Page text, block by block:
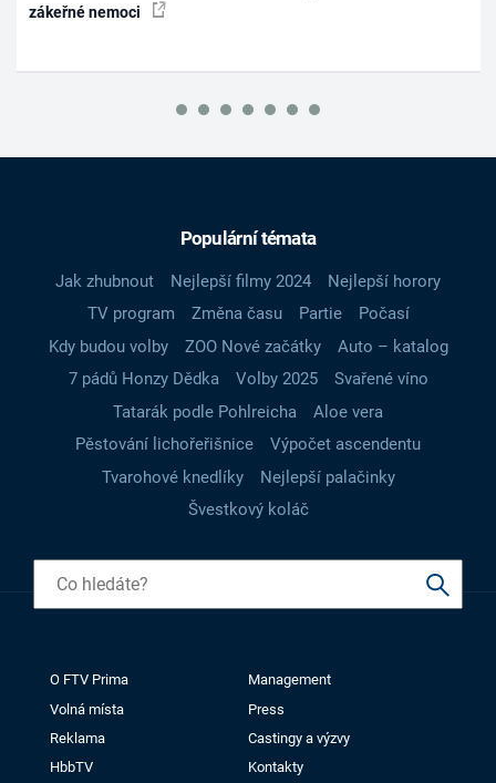
zákeřné nemoci
Populární témata
Jak zhubnout Nejlepší filmy 2024
Nejlepší horory
TV program
Změna času Partie
Počasí
Kdy budou volby
ZOO Nové začátky
Auto – katalog
7 pádů Honzy Dědka
Volby 2025
Svařené víno
Tatarák podle Pohlreicha
Aloe vera
Pěstování lichořeřišnice
Výpočet ascendentu
Tvarohové knedlíky
Nejlepší palačinky
Švestkový koláč
O FTV Prima
Management
Volná místa
Press
Reklama
Castingy a výzvy
HbbTV
Kontakty